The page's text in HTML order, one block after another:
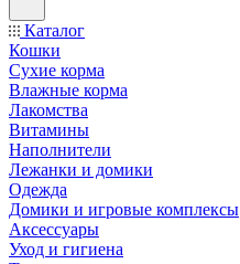
Каталог
Кошки
Сухие корма
Влажные корма
Лакомства
Витамины
Наполнители
Лежанки и домики
Одежда
Домики и игровые комплексы
Аксессуары
Уход и гигиена